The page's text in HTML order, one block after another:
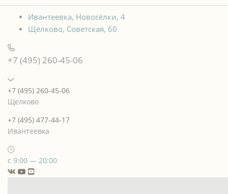
Ивантеевка, Новосёлки, 4
Щёлково, Советская, 60
+7 (495) 260-45-06
+7 (495) 260-45-06
Щелково
+7 (495) 477-44-17
Ивантеевка
с 9:00 — 20:00